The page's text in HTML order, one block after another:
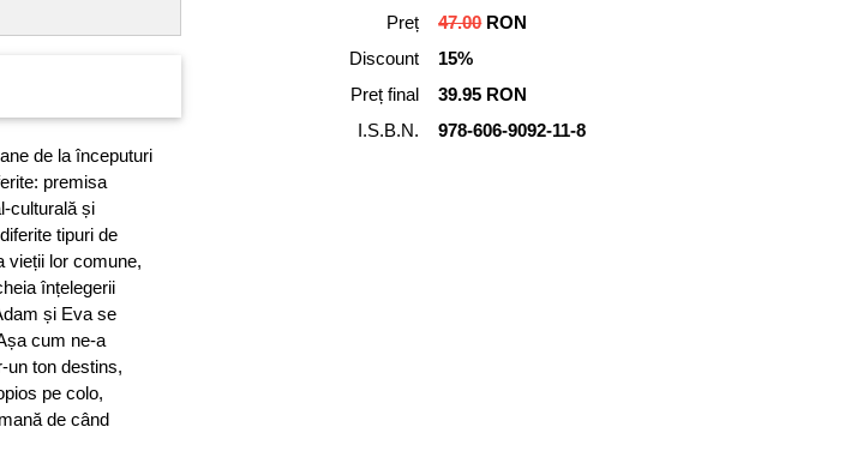
de la începuturi
premisa
culturală și
tipuri de
vieții lor comune,
înțelegerii
și Eva se
cum ne-a
un ton destins,
pe colo,
de când
Preț
47.00RON
Discount
15%
Preț final
39.95 RON
I.S.B.N.
978-606-9092-11-8